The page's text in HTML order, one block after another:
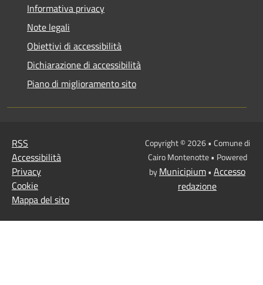
Informativa privacy
Note legali
Obiettivi di accessibilità
Dichiarazione di accessibilità
Piano di miglioramento sito
RSS
Accessibilità
Privacy
Cookie
Mappa del sito
Copyright © 2026 • Comune di
Cairo Montenotte • Powered
byMunicipium• Accesso
redazione